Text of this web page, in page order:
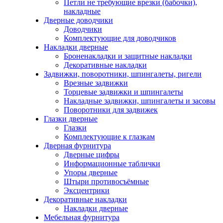
Петли не требующие врезки (бабочки),
накладные
Дверные доводчики
Доводчики
Комплектующие для доводчиков
Накладки дверные
Броненакладки и защитные накладки
Декоративные накладки
Задвижки, поворотники, шпингалеты, ригели
Врезные задвижки
Торцевые задвижки и шпингалеты
Накладные задвижки, шпингалеты и засовы
Поворотники для задвижек
Глазки дверные
Глазки
Комплектующие к глазкам
Дверная фурнитура
Дверные цифры
Информационные таблички
Упоры дверные
Штыри противосъёмные
Эксцентрики
Декоративные накладки
Накладки дверные
Мебельная фурнитура